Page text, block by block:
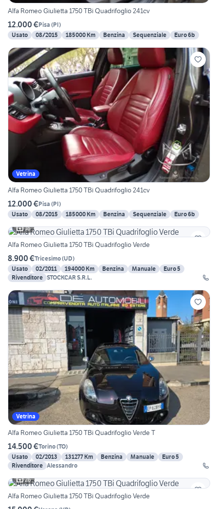
Alfa Romeo Giulietta 1750 TBi Quadrifoglio 241cv
12.000 €Pisa (PI)
Usato
08/2015 185000 Km Benzina Sequenziale Euro 6b
Vetrina
Alfa Romeo Giulietta 1750 TBi Quadrifoglio 241cv
12.000 €Pisa (PI)
Usato
08/2015 185000 Km Benzina Sequenziale
Euro 6b
16
Alfa Romeo Giulietta 1750 TBi Quadrifoglio Verde
8.900 €Tricesimo(UD)
Usato
02/2011 194000 Km Benzina Manuale
Euro 5
Rivenditore STOCKCAR S.R.L.
Vetrina
Alfa Romeo Giulietta 1750 TBi Quadrifoglio Verde T
14.500 €Torino(TO)
Usato
02/2013 131277 Km Benzina Manuale
Euro 5
Rivenditore Alessandro
26
Alfa Romeo Giulietta 1750 TBi Quadrifoglio Verde